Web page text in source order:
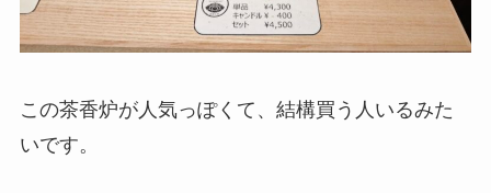
この茶香炉が人気っぽくて、結構買う人いるみた
いです。